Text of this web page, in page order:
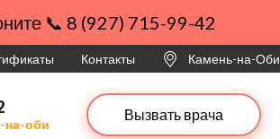
📞 8 (927) 715-99-42
Контакты Камень-на-Оби
на-оби
Вызвать врача